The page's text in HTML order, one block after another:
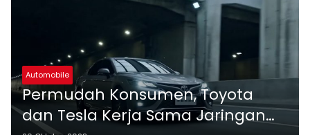
Automobile
Permudah Konsumen, Toyota
dan Tesla Kerja Sama Jaringan